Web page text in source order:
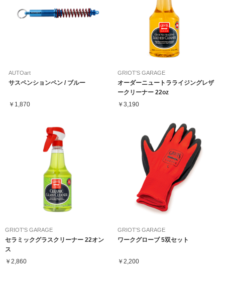
AUTOart
サスペンションペン / ブルー
￥1,870
GRIOT'S GARAGE
オーダーニュートラライジングレザ
ークリーナー 22oz
￥3,190
GRIOT'S GARAGE
セラミックグラスクリーナー 22オン
ス
￥2,860
GRIOT'S GARAGE
ワークグローブ 5双セット
￥2,200